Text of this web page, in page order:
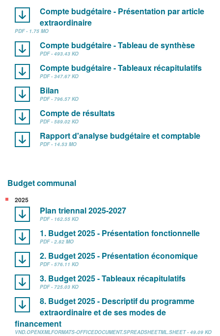
Compte budgétaire - Présentation par article
extraordinaire
PDF - 1.75 MO
Compte budgétaire - Tableau de synthèse
PDF - 493.43 KO
Compte budgétaire - Tableaux récapitulatifs
PDF - 347.67 KO
Bilan
PDF - 796.57 KO
Compte de résultats
PDF - 589.02 KO
Rapport d'analyse budgétaire et comptable
PDF - 14.53 MO
Budget communal
2025
Plan triennal 2025-2027
PDF - 162.55 KO
1. Budget 2025 - Présentation fonctionnelle
PDF - 2.82 MO
2. Budget 2025 - Présentation économique
PDF - 576.11 KO
3. Budget 2025 - Tableaux récapitulatifs
PDF - 725.03 KO
8. Budget 2025 - Descriptif du programme
extraordinaire et de ses modes de
financement
VND.OPENXMLFORMATS-OFFICEDOCUMENT.SPREADSHEETML.SHEET - 49.09 KO